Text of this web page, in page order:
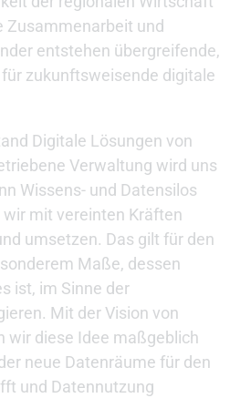
Zusammenarbeit und
entstehen übergreifende,
zukunftsweisende digitale
Digitale Lösungen von
Verwaltung wird uns
Wissens- und Datensilos
mit vereinten Kräften
umsetzen. Das gilt für den
Maße, dessen
ist, im Sinne der
Mit der Vision von
wir diese Idee maßgeblich
neue Datenräume für den
und Datennutzung